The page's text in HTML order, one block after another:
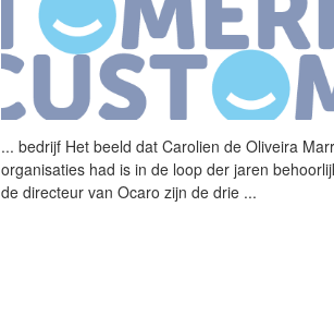
... bedrijf Het beeld datCarolien de Oliveira
organisaties had is inde loop der jaren
de directeur van Ocaro zijnde drie ...